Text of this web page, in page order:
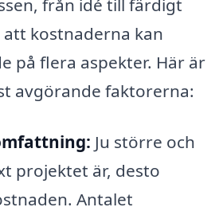
från idé till färdigt
kostnaderna kan
på flera aspekter. Här är
avgörande faktorerna:
Ju större och
projektet är, desto
Antalet